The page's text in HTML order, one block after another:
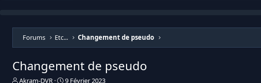
Forums Etc... Changement de pseudo
Changement de pseudo
IAkram-DVR
D
9 Février 2023